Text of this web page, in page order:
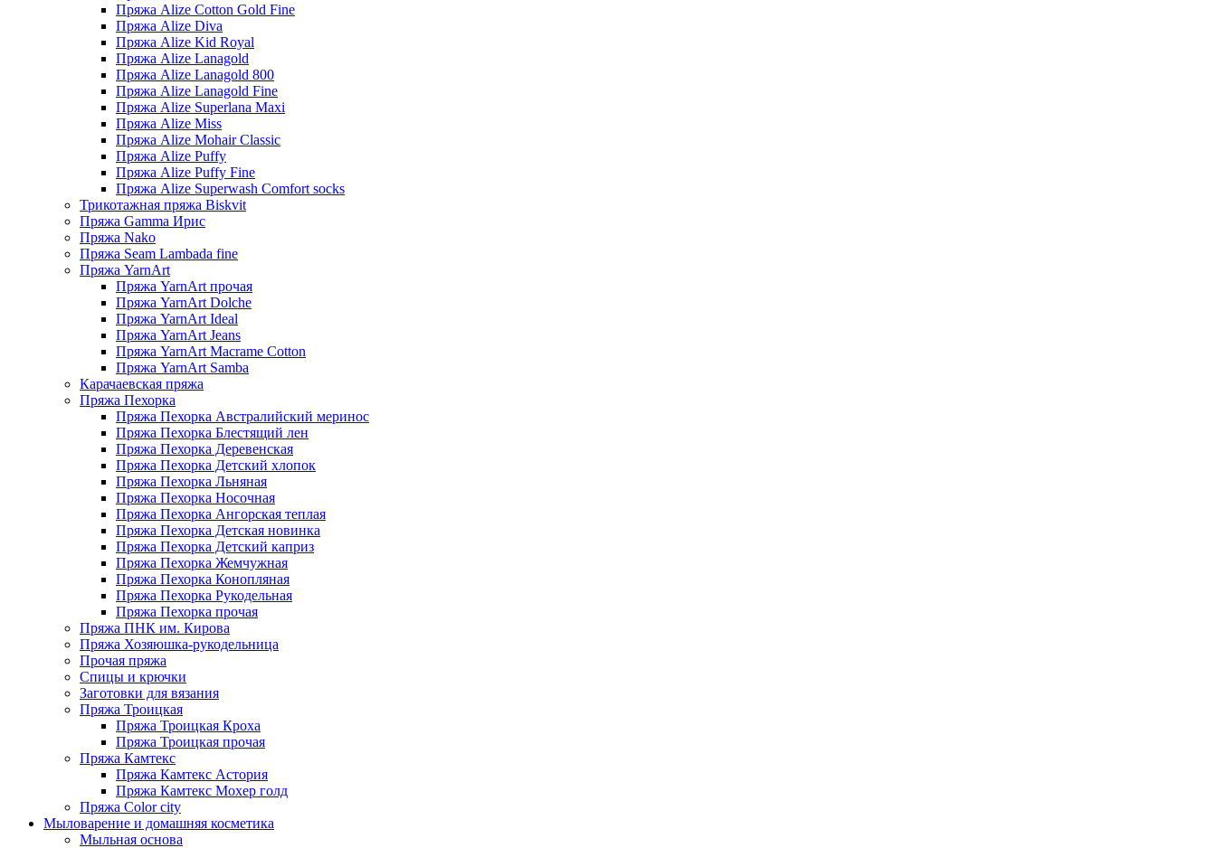
Пряжа Alize Cotton Gold Fine
Пряжа Alize Diva
Пряжа Alize Kid Royal
Пряжа Alize Lanagold
Пряжа Alize Lanagold 800
Пряжа Alize Lanagold Fine
Пряжа Alize Superlana Maxi
Пряжа Alize Miss
Пряжа Alize Mohair Classic
Пряжа Alize Puffy
Пряжа Alize Puffy Fine
Пряжа Alize Superwash Comfort socks
Трикотажная пряжа Biskvit
Пряжа Gamma Ирис
Пряжа Nako
Пряжа Seam Lambada fine
Пряжа YarnArt
Пряжа YarnArt прочая
Пряжа YarnArt Dolche
Пряжа YarnArt Ideal
Пряжа YarnArt Jeans
Пряжа YarnArt Macrame Cotton
Пряжа YarnArt Samba
Карачаевская пряжа
Пряжа Пехорка
Пряжа Пехорка Австралийский меринос
Пряжа Пехорка Блестящий лен
Пряжа Пехорка Деревенская
Пряжа Пехорка Детский хлопок
Пряжа Пехорка Льняная
Пряжа Пехорка Носочная
Пряжа Пехорка Ангорская теплая
Пряжа Пехорка Детская новинка
Пряжа Пехорка Детский каприз
Пряжа Пехорка Жемчужная
Пряжа Пехорка Конопляная
Пряжа Пехорка Рукодельная
Пряжа Пехорка прочая
Пряжа ПНК им. Кирова
Пряжа Хозяюшка-рукодельница
Прочая пряжа
Спицы и крючки
Заготовки для вязания
Пряжа Троицкая
Пряжа Троицкая Кроха
Пряжа Троицкая прочая
Пряжа Камтекс
Пряжа Камтекс Астория
Пряжа Камтекс Мохер голд
Пряжа Color city
Мыловарение и домашняя косметика
Мыльная основа